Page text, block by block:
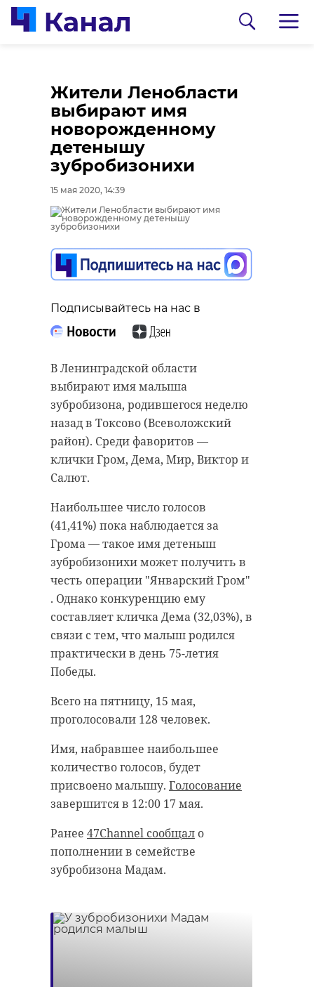
Жители Ленобласти
выбирают имя
новорожденному
детенышу
зубробизонихи
15 мая 2020, 14:39
Подписывайтесь на нас в
В Ленинградской области
выбирают имя малыша
зубробизона, родившегося неделю
назад в Токсово (Всеволожский
район). Среди фаворитов —
клички Гром, Дема, Мир, Виктор и
Салют.
Наибольшее число голосов
(41,41%) пока наблюдается за
Грома — такое имя детеныш
зубробизонихи может получить в
честь операции "Январский Гром"
. Однако конкуренцию ему
составляет кличка Дема (32,03%), в
связи с тем, что малыш родился
практически в день 75-летия
Победы.
Всего на пятницу, 15 мая,
проголосовали 128 человек.
Имя, набравшее наибольшее
количество голосов, будет
присвоено малышу. Голосование
завершится в 12:00 17 мая.
Ранее 47Channel сообщал о
пополнении в семействе
зубробизона Мадам.
0:00
В Гатчинском районе
реставрируют
“особняк с
века
18 августа 2020, 16:53
Подписывайтесь на нас в
Сейчас расчищают рамы, снимают
старый слой краски.
Реставрируют уникальные
витражи в морском стиле.
Впереди шпаклевка дома,
утепление пенькой,
антибиологическая и
противопожарная обработка.
гатчинский район
добровольцы
реставрация усадьба
Поделиться статьей:
0:00
Сосновоборец
могилы на
старинном кладбище
об истории города
11 февраля 2020, 14:59
Подписывайтесь на нас в
Руслан Семенченко мечтает,
чтобы историки-профессионалы
больше узнали о жизни Анны. В
этом году бельгийские архивы
рассекретят документы 100-
летней давности и, может тогда,
удастся узнать, какой была жизнь
Анны Беквор и других бельгийцев
в Сосновом Бору.
Поделиться статьей: